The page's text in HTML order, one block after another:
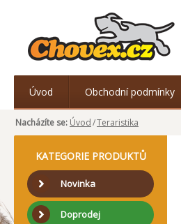
Úvod Obchodní podmínky
Nacházíte se: Úvod/Teraristika
KATEGORIE PRODUKTŮ
Novinka
Doprodej